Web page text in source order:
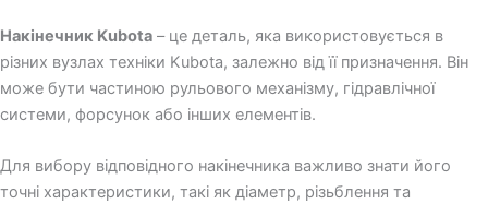
Накінечник Kubota – це деталь, яка використовується в
різних вузлах техніки Kubota, залежно від її призначення. Він
може бути частиною рульового механізму, гідравлічної
системи, форсунок або інших елементів.
Для вибору відповідного накінечника важливо знати його
точні характеристики, такі як діаметр, різьблення та